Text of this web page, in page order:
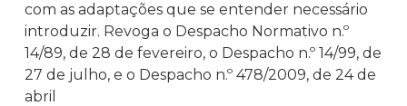
com as adaptações que se entender necessário
introduzir. Revoga o Despacho Normativo n.º
14/89, de 28 de fevereiro, o Despacho n.º 14/99, de
27 de julho, e o Despacho n.º 478/2009, de 24 de
abril